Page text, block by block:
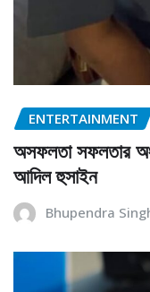
ENTERTAINMENT
অসফলতা সফলতার
আদিল হুসাইন
Bhupendra